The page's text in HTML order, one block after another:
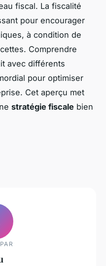
fiscal. La fiscalité
pour encourager
à condition de
Comprendre
avec différents
pour optimiser
Cet aperçu met
stratégie fiscale bien